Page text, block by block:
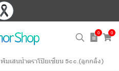
0 0
พิมเสนน้ำตราโป๊ยเซียน 5cc.(ลูกกลิ้ง)